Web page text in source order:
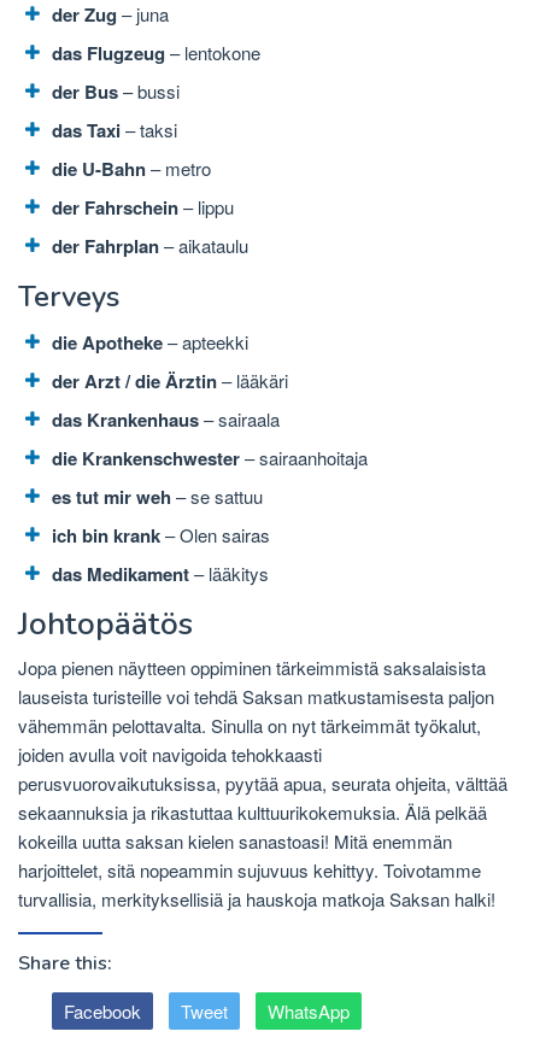
der Zug – juna
das Flugzeug – lentokone
der Bus– bussi
das Taxi– taksi
die U-Bahn– metro
der Fahrschein– lippu
der Fahrplan– aikataulu
Terveys
die Apotheke– apteekki
der Arzt / die Ärztin– lääkäri
das Krankenhaus– sairaala
die Krankenschwester– sairaanhoitaja
es tut mir weh – se sattuu
ich bin krank– Olen sairas
das Medikament– lääkitys
Johtopäätös
Jopa pienen näytteen oppiminen tärkeimmistä saksalaisista
lauseista turisteille voi tehdä Saksan matkustamisesta paljon
vähemmän pelottavalta. Sinulla on nyt tärkeimmät työkalut,
joiden avulla voit navigoida tehokkaasti
perusvuorovaikutuksissa, pyytää apua, seurata ohjeita, välttää
sekaannuksia ja rikastuttaa kulttuurikokemuksia. Älä pelkää
kokeilla uutta saksan kielen sanastoasi! Mitä enemmän
harjoittelet, sitä nopeammin sujuvuus kehittyy. Toivotamme
turvallisia, merkityksellisiä ja hauskoja matkoja Saksan halki!
Share this:
Facebook Tweet WhatsApp